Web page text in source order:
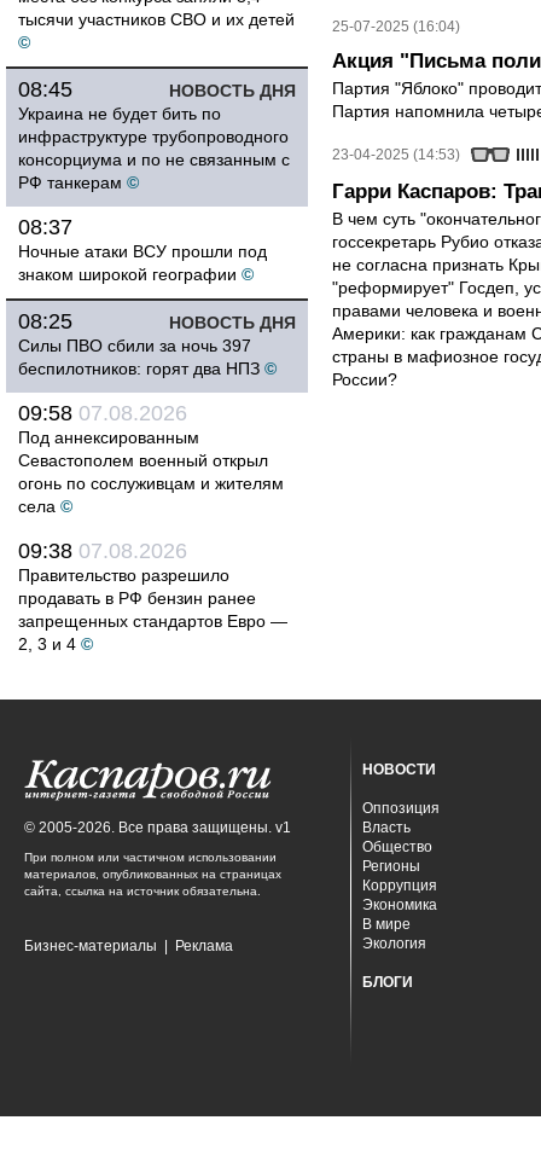
тысячи участников СВО и их детей
©
НОВОСТЬ ДНЯ
08:45
Украина не будет бить по
инфраструктуре трубопроводного
консорциума и по не связанным с
РФ танкерам ©
08:37
Ночные атаки ВСУ прошли под
знаком широкой географии ©
НОВОСТЬ ДНЯ
08:25
Силы ПВО сбили за ночь 397
беспилотников: горят два НПЗ ©
09:58 07.08.2026
Под аннексированным
Севастополем военный открыл
огонь по сослуживцам и жителям
села ©
09:38 07.08.2026
Правительство разрешило
продавать в РФ бензин ранее
запрещенных стандартов Евро —
2, 3 и 4 ©
25-07-2025 (16:04)
Акция "Письма
Партия "Яблоко"
Партия напомнила
23-04-2025 (14:53)
Гарри Каспаров:
В чем суть
госсекретарь Рубио
не согласна признать
"реформирует" Госдеп,
правами человека и
Америки: как гражданам
страны в мафиозное
России?
© 2005-2026. Все права защищены. v1
При полном или частичном использовании
материалов, опубликованных на страницах
сайта, ссылка на источник обязательна.
Бизнес-материалы Реклама
НОВОСТИ
Оппозиция
Власть
Общество
Регионы
Коррупция
Экономика
В мире
Экология
БЛОГИ